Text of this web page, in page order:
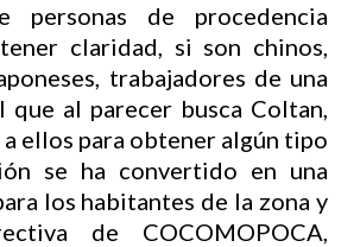
personas de procedencia
claridad, si son chinos,
trabajadores de una
que al parecer busca Coltan,
a ellos para obtener algún tipo
se ha convertido en una
los habitantes de la zona y
de COCOMOPOCA,